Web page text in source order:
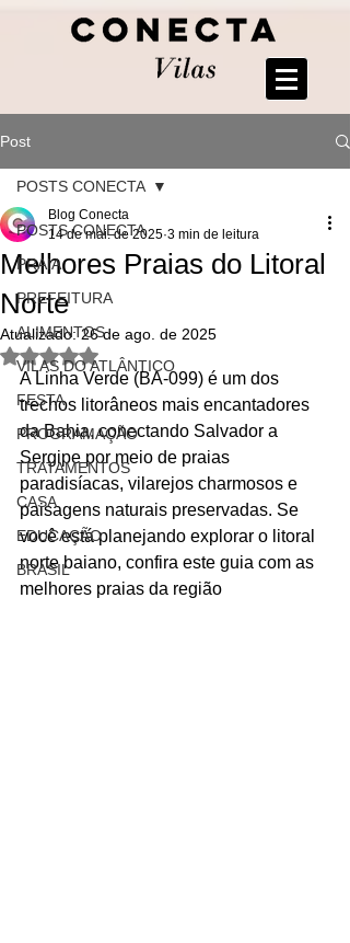
Post
POSTS CONECTA
PRAIA
PREFEITURA
ALIMENTOS
VILAS DO ATLÂNTICO
FESTA
PROGRAMAÇÃO
TRATAMENTOS
CASA
EDUCAÇÃO
BRASIL
POSTS CONECTA
Melhores Praias do Litoral
Norte
Blog Conecta
14 de mai. de 2025 3 min de leitura
Atualizado:26 de ago. de 2025
Avaliado com NaN de 5 estrelas.
A Linha Verde (BA-099) é um dos
trechos litorâneos mais encantadores
da Bahia, conectando Salvador a
Sergipe por meio de praias
paradisíacas, vilarejos charmosos e
paisagens naturais preservadas. Se
você está planejando explorar o litoral
norte baiano, confira este guia com as
melhores praias da região